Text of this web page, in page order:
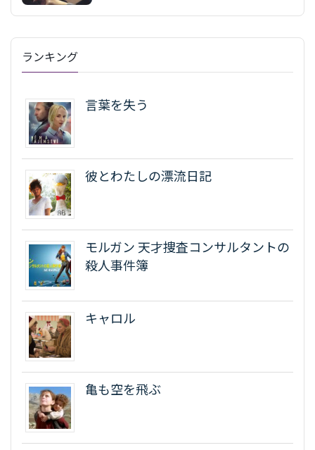
ランキング
言葉を失う
彼とわたしの漂流日記
モルガン 天才捜査コンサルタントの
殺人事件簿
キャロル
亀も空を飛ぶ